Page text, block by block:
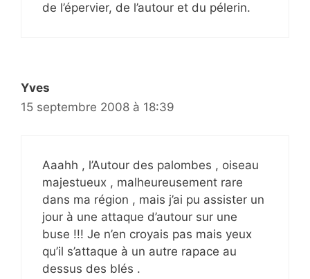
de l’épervier, de l’autour et du pélerin.
Yves
15 septembre 2008 à 18:39
Aaahh , l’Autour des palombes , oiseau
majestueux , malheureusement rare
dans ma région , mais j’ai pu assister un
jour à une attaque d’autour sur une
buse !!! Je n’en croyais pas mais yeux
qu’il s’attaque à un autre rapace au
dessus des blés .